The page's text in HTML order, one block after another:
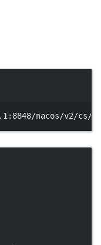
nacos/v2/cs/